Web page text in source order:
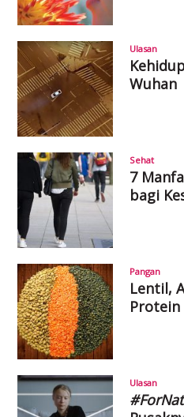
Ulasan
Wuhan
Sehat
7
bagi
Pangan
Lentil,
Protein
Ulasan